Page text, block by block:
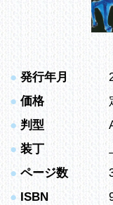
● 発行年月
● 価格
● 判型
● 装丁
● ページ数
● ISBN